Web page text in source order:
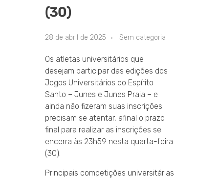
(30)
28 de abril de 2025 Sem categoria
Os atletas universitários que
desejam participar das edições dos
Jogos Universitários do Espírito
Santo – Junes e Junes Praia – e
ainda não fizeram suas inscrições
precisam se atentar, afinal o prazo
final para realizar as inscrições se
encerra às 23h59 nesta quarta-feira
(30).
Principais competições universitárias